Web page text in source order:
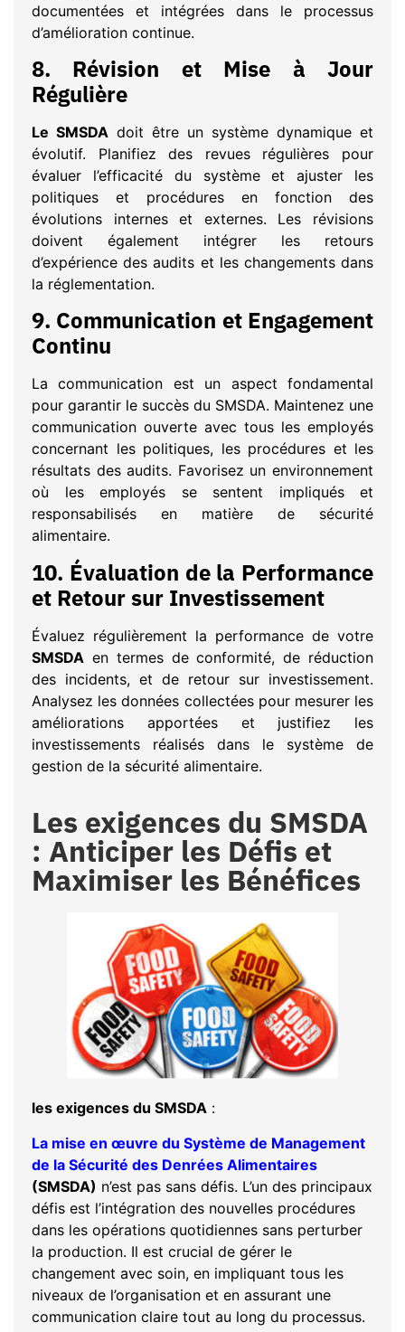
documentées et intégrées dans le processus
d’amélioration continue.
8. Révision et Mise à Jour
Régulière
Le SMSDA doit être un système dynamique et
évolutif. Planifiez des revues régulières pour
évaluer l’efficacité du système et ajuster les
politiques et procédures en fonction des
évolutions internes et externes. Les révisions
doivent également intégrer les retours
d’expérience des audits et les changements dans
la réglementation.
9. Communication et Engagement
Continu
La communication est un aspect fondamental
pour garantir le succès du SMSDA. Maintenez une
communication ouverte avec tous les employés
concernant les politiques, les procédures et les
résultats des audits. Favorisez un environnement
où les employés se sentent impliqués et
responsabilisés en matière de sécurité
alimentaire.
10. Évaluation de la Performance
et Retour sur Investissement
Évaluez régulièrement la performance de votre
SMSDA en termes de conformité, de réduction
des incidents, et de retour sur investissement.
Analysez les données collectées pour mesurer les
améliorations apportées et justifiez les
investissements réalisés dans le système de
gestion de la sécurité alimentaire.
Les exigences du SMSDA
: Anticiper les Défis et
Maximiser les Bénéfices
les exigences du SMSDA :
La mise en œuvre du Système de Management
de la Sécurité des Denrées Alimentaires
(SMSDA) n’est pas sans défis. L’un des principaux
défis est l’intégration des nouvelles procédures
dans les opérations quotidiennes sans perturber
la production. Il est crucial de gérer le
changement avec soin, en impliquant tous les
niveaux de l’organisation et en assurant une
communication claire tout au long du processus.